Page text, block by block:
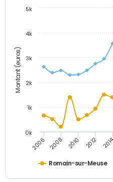
Montant (euros)
Romain-sur-Meuse
2006 2008 2010 2012 2014
0k
1k
2k
3k
4k
5k